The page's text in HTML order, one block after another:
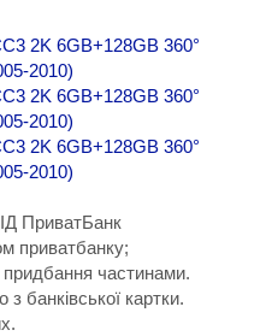
ПриватБанк
приватбанку;
частинами.
банківської картки.